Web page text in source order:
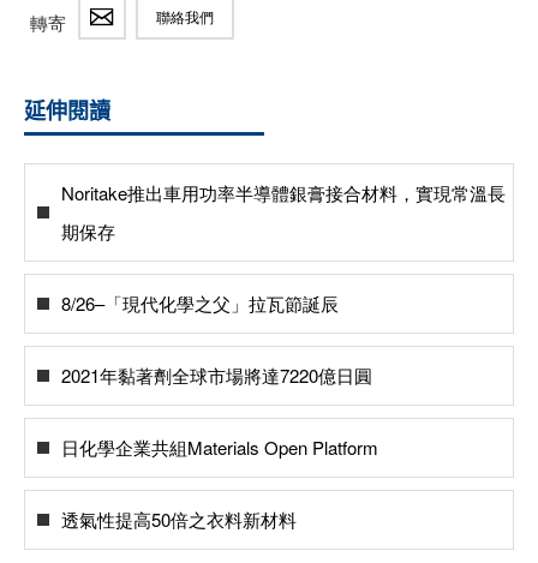
轉寄 聯絡我們
延伸閱讀
Noritake推出車用功率半導體銀膏接合材料，實現常溫長
期保存
8/26–「現代化學之父」拉瓦節誕辰
2021年黏著劑全球市場將達7220億日圓
日化學企業共組Materials Open Platform
透氣性提高50倍之衣料新材料